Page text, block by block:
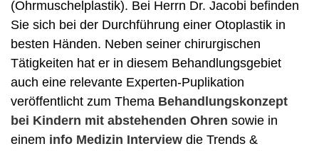
(Ohrmuschelplastik). Bei Herrn Dr. Jacobi befinden
Sie sich bei der Durchführung einer Otoplastik in
besten Händen. Neben seiner chirurgischen
Tätigkeiten hat er in diesem Behandlungsgebiet
auch eine relevante Experten-Puplikation
veröffentlicht zum Thema Behandlungskonzept
bei Kindern mit abstehenden Ohren sowie in
einem info Medizin Interview die Trends &